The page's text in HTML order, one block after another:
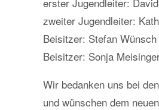
zweiter Jugendleiter:
Beisitzer: Stefan Wünsch
Beisitzer: Sonja
Wir bedanken uns bei
und wünschen dem